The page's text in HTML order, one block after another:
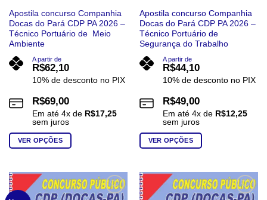
Apostila concurso Companhia
Docas do Pará CDP PA 2026 –
Técnico Portuário de Meio
Ambiente
A partir de
R$62,10
10% de desconto no PIX
R$69,00
Em até 4x de R$17,25
sem juros
VER OPÇÕES
tem
várias
Apostila concurso Companhia
Docas do Pará CDP PA 2026 –
Técnico Portuário de
Segurança do Trabalho
A partir de
R$44,10
10% de desconto no PIX
R$49,00
Em até 4x de R$12,25
sem juros
VER OPÇÕES
tem
várias
Add to
Add to